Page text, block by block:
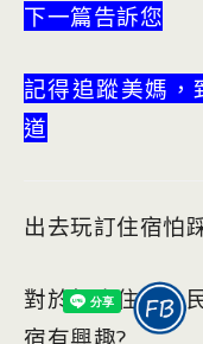
下一篇告訴您
記得追蹤美媽，
道
出去玩訂住宿怕
對於飯店住宿、
宿有興趣?